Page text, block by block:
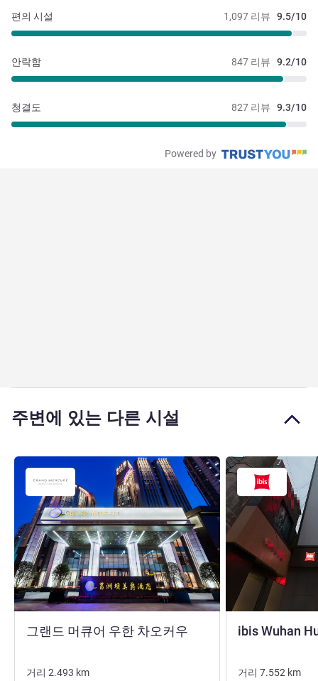
1,097 리뷰 9.5/10
편의 시설
847 리뷰 9.2/10
안락함
827 리뷰 9.3/10
청결도
Powered by
주변에 있는 다른 시설
그랜드 머큐어 우한 차오커우
거리 2.493 km
ibis Wuhan
거리 7.552 km